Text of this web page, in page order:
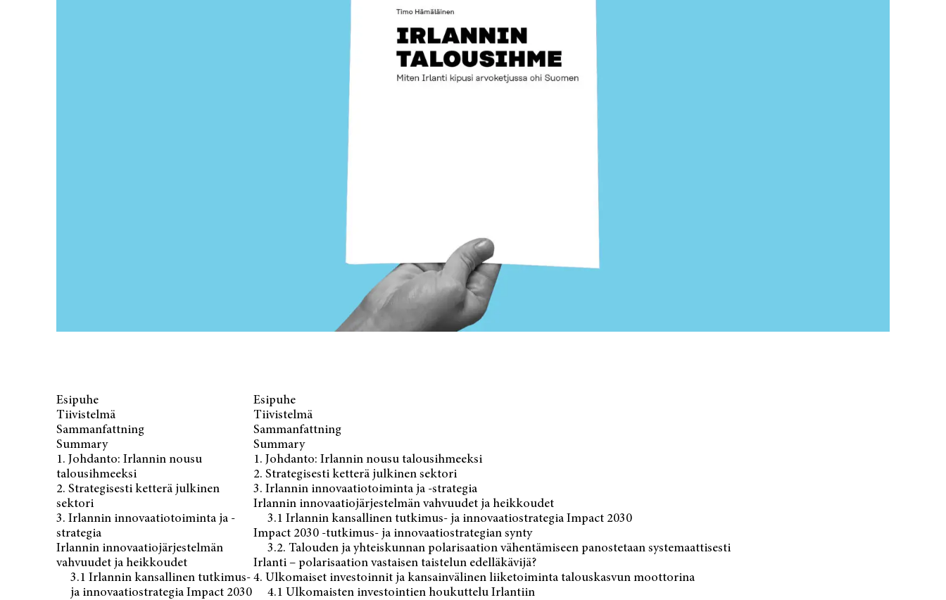
Esipuhe
Tiivistelmä
Sammanfattning
Summary
1. Johdanto: Irlannin nousu
talousihmeeksi
2. Strategisesti ketterä julkinen
sektori
3. Irlannin innovaatiotoiminta ja -
strategia
Irlannin innovaatiojärjestelmän
vahvuudet ja heikkoudet
3.1 Irlannin kansallinen tutkimus-
ja innovaatiostrategia Impact 2030
Esipuhe
Tiivistelmä
Sammanfattning
Summary
1. Johdanto: Irlannin nousu talousihmeeksi
2. Strategisesti ketterä julkinen sektori
3. Irlannin innovaatiotoiminta ja -strategia
Irlannin innovaatiojärjestelmän vahvuudet ja heikkoudet
3.1 Irlannin kansallinen tutkimus- ja innovaatiostrategia Impact 2030
Impact 2030 -tutkimus- ja innovaatiostrategian synty
3.2. Talouden ja yhteiskunnan polarisaation vähentämiseen panostetaan systemaattisesti
Irlanti – polarisaation vastaisen taistelun edelläkävijä?
4. Ulkomaiset investoinnit ja kansainvälinen liiketoiminta talouskasvun moottorina
4.1 Ulkomaisten investointien houkuttelu Irlantiin